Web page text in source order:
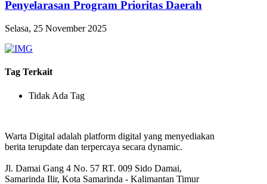
Penyelarasan Program Prioritas Daerah
Selasa, 25 November 2025
Tag Terkait
Tidak Ada Tag
Warta Digital adalah platform digital yang menyediakan
berita terupdate dan terpercaya secara dynamic.
Jl. Damai Gang 4 No. 57 RT. 009 Sido Damai,
Samarinda Ilir, Kota Samarinda - Kalimantan Timur